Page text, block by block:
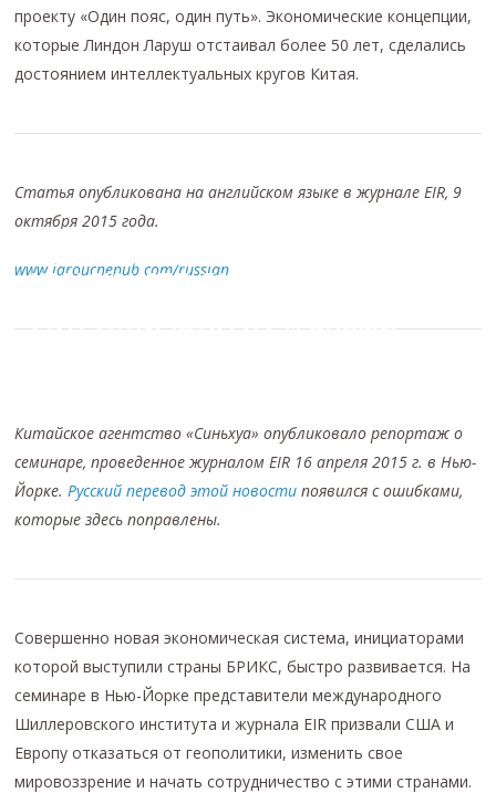
проекту «Один пояс, один путь». Экономические концепции,
которые Линдон Ларуш отстаивал более 50 лет, сделались
достоянием интеллектуальных кругов Китая.
Статья опубликована на английском языке в журнале EIR, 9
октября 2015 года.
www.larouchepub.com/russian
«СИНЬХУА» О ВЫСТУПЛЕНИИ
ХЕЛЬГИ ЦЕПП-ЛАРУШ В НЬЮ-ЙОРКЕ:
СОТРУДНИЧАТЬ СО СТРАНАМИ
Китайское агентство «Синьхуа» опубликовало репортаж о
семинаре, проведенное журналом EIR 16 апреля 2015 г. в Нью-
Йорке. Русский перевод этой новостипоявился с ошибками,
которые здесь поправлены.
Совершенно новая экономическая система, инициаторами
которой выступили страны БРИКС, быстро развивается. На
семинаре в Нью-Йорке представители международного
Шиллеровского института и журнала EIR призвали США и
Европу отказаться от геополитики, изменить свое
мировоззрение и начать сотрудничество с этими странами.